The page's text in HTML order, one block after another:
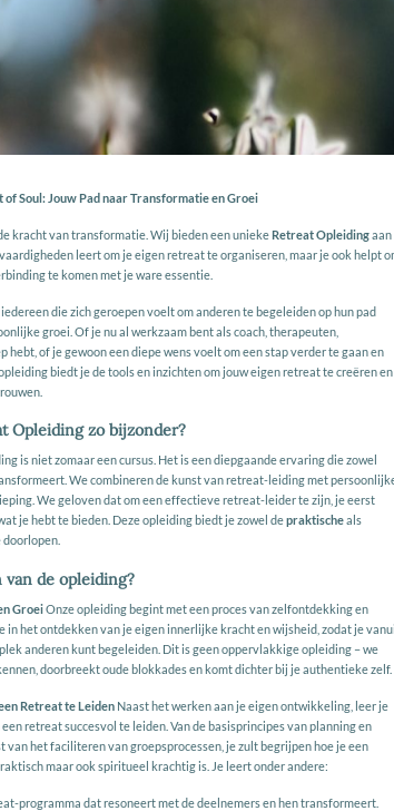
Soul: Jouw Pad naar Transformatie en Groei
kracht van transformatie. Wij bieden een uniekeRetreat Opleidingaan
leert om je eigen retreat te organiseren, maar je ook helpt
te komen met je ware essentie.
die zich geroepen voelt om anderen te begeleiden op hun pad
groei. Of je nu al werkzaam bent als coach, therapeuten,
hebt, of je gewoon een diepe wens voelt om een stap verder te gaan en
biedt je de tools en inzichten om jouw eigen retreat te creëren en
Opleiding zo bijzonder?
is niet zomaar een cursus. Het is een diepgaande ervaring die zowel
We combineren de kunst van retreat-leiding met
We geloven dat om een effectieve retreat-leider te zijn, je eerst
je hebt te bieden. Deze opleiding biedt je zowel depraktischeals
de opleiding?
GroeiOnze opleiding begint met een proces van zelfontdekking en
in het ontdekken van je eigen innerlijke kracht en wijsheid, zodat je
anderen kunt begeleiden. Dit is geen oppervlakkige opleiding – we
doorbreekt oude blokkades en komt dichter bij je authentieke zelf.
Retreat te Leiden Naast het werken aan je eigen ontwikkeling, leer je
retreat succesvol te leiden. Van de basisprincipes van planning en
het faciliteren van groepsprocessen, je zult begrijpen hoe je een
maar ook spiritueel krachtig is. Je leert onder andere:
programma dat resoneert met de deelnemers en hen transformeert.